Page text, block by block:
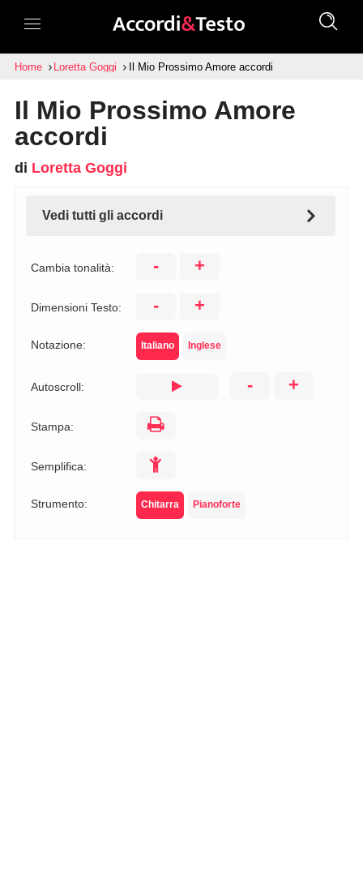
Home Loretta Goggi Il Mio Prossimo Amore accordi
Il Mio Prossimo Amore
accordi
di Loretta Goggi
Vedi tutti gli accordi
Cambia tonalità: - +
Dimensioni Testo: - +
Notazione: Italiano Inglese
Autoscroll: - +
Stampa:
Semplifica:
Strumento: Chitarra Pianoforte